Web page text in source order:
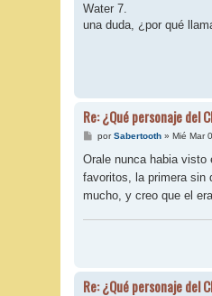
Water 7.
una duda, ¿por qué
Re: ¿Qué personaje del
M
n
a
e
porSabertooth» Mié Mar
Orale nunca habia
favoritos, la primera sin
mucho, y creo que el
Re: ¿Qué personaje del